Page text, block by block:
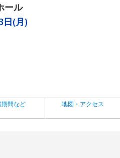
ール
日(月)
期間など 地図・アクセス